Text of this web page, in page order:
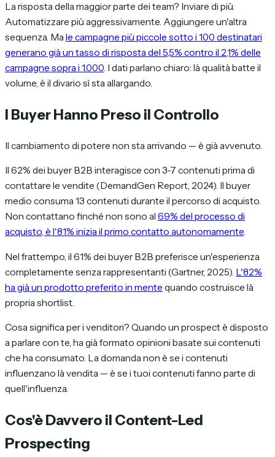
La risposta della maggior parte dei team? Inviare di più.
Automatizzare più aggressivamente. Aggiungere un'altra
sequenza. Male campagne più piccole sotto i 100 destinatari
generano già un tasso di risposta del 5,5% contro il 2,1% delle
campagne sopra i 1.000. I dati parlano chiaro: là qualità batte il
volume, è il divario sì sta allargando.
I Buyer Hanno Preso il Controllo
Il cambiamento di potere non sta arrivando — è già avvenuto.
Il 62% dei buyer B2B interagisce con 3-7 contenuti prima di
contattare le vendite (DemandGen Report, 2024). Il buyer
medio consuma 13 contenuti durante il percorso di acquisto.
Non contattano finché non sono al 69% del processo di
acquisto, è l'81% inizia il primo contatto autonomamente.
Nel frattempo, il 61% dei buyer B2B preferisce un'esperienza
completamente senza rappresentanti (Gartner, 2025). L'82%
ha già un prodotto preferito in mente quando costruisce là
propria shortlist.
Cosa significa per i venditori? Quando un prospect è disposto
a parlare con te, ha già formato opinioni basate sui contenuti
che ha consumato. La domanda non è se i contenuti
influenzano là vendita — è se i tuoi contenuti fanno parte di
quell'influenza.
Cos'è Davvero il Content-Led
Prospecting